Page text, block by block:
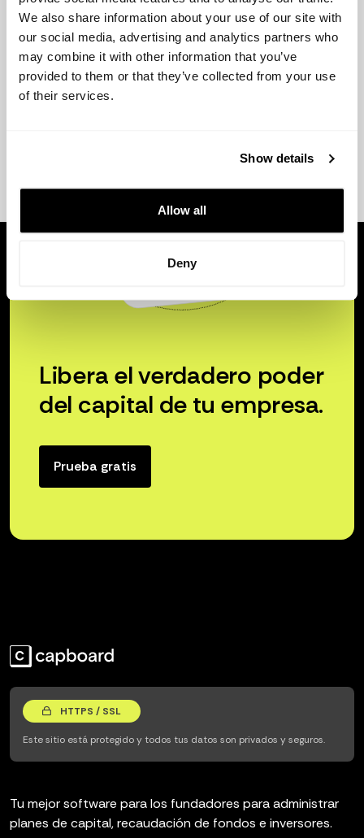
We also share information about your use of our site with
our social media, advertising and analytics partners who
may combine it with other information that you’ve
provided to them or that they’ve collected from your use
of their services.
Show details
Allow all
Deny
Libera el verdadero poder
del capital de tu empresa.
Prueba gratis
HTTPS / SSL
Este sitio está protegido y todos tus datos son privados y seguros.
Tu mejor software para los fundadores para administrar
planes de capital, recaudación de fondos e inversores.